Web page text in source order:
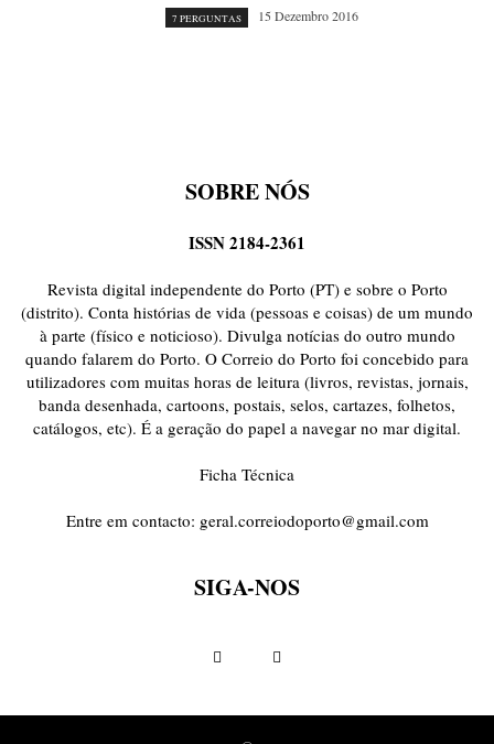
7 PERGUNTAS 15 Dezembro 2016
SOBRE NÓS
ISSN 2184-2361
Revista digital independente do Porto (PT) e sobre o Porto
(distrito). Conta histórias de vida (pessoas e coisas) de um mundo
à parte (físico e noticioso). Divulga notícias do outro mundo
quando falarem do Porto. O Correio do Porto foi concebido para
utilizadores com muitas horas de leitura (livros, revistas, jornais,
banda desenhada, cartoons, postais, selos, cartazes, folhetos,
catálogos, etc). É a geração do papel a navegar no mar digital.
Ficha Técnica
Entre em contacto: geral.correiodoporto@gmail.com
SIGA-NOS